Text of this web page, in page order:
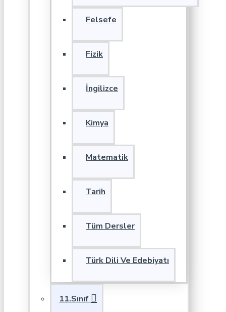
Felsefe
Fizik
İngilizce
Kimya
Matematik
Tarih
Tüm Dersler
Türk Dili Ve Edebiyatı
11.Sınıf